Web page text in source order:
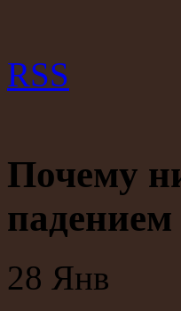
RSS
Почему
28 Янв